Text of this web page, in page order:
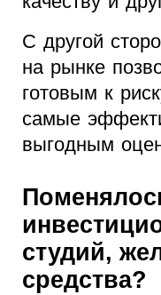
С другой
на рынке
готовым к
самые
выгодным
студий,
средства?